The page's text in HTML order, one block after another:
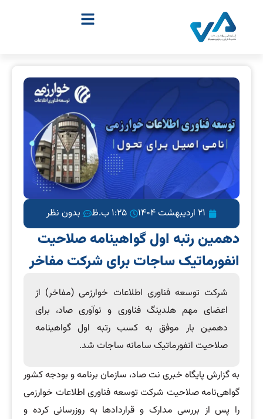
21 اردیبهشت 1404 1:25 ب.ظ بدون نظر
دهمین رتبه اول گواهینامه صلاحیت
انفورماتیک ساجات برای شرکت مفاخر
شرکت توسعه فناوری اطلاعات خوارزمی (مفاخر) از
اعضای مهم هلدینگ فناوری و نوآوری صاد، برای
دهمین بار موفق به کسب رتبه اول گواهینامه
صلاحیت انفورماتیک سامانه ساجات شد.
به گزارش پایگاه خبری نت صاد، سازمان برنامه و بودجه کشور
گواهی‌نامه صلاحیت شرکت توسعه فناوری اطلاعات خوارزمی
را پس از بررسی مدارک و قراردادها به روزرسانی کرده و